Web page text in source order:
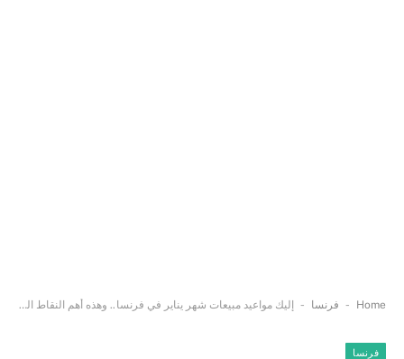
Home
- فرنسا - إليك مواعيد مبيعات شهر يناير في فرنسا.. وهذه أهم النقاط التي عليك معرفتها
فرنسا